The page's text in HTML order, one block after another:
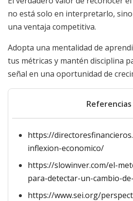
no está solo en interpretarlo,
una ventaja competitiva.
Adopta una mentalidad de
tus métricas y mantén disciplina
señal en una oportunidad de
Referencias
https://
inflexion-economico/
https://slowinver.com/el-
para-detectar-un-cambio-
https://www.sei.org/